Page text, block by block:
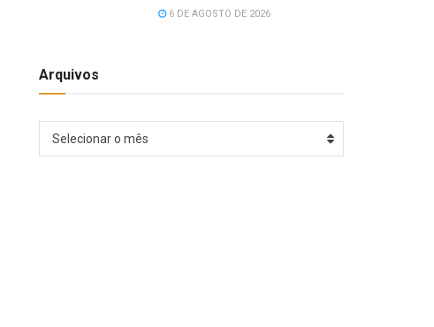
6 DE AGOSTO DE 2026
Arquivos
Selecionar o mês